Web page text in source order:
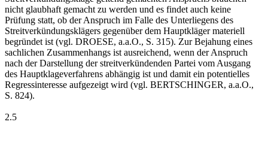
nicht glaubhaft gemacht zu werden und es findet auch keine
Prüfung statt, ob der Anspruch im Falle des Unterliegens des
Streitverkündungsklägers gegenüber dem Hauptkläger materiell
begründet ist (vgl. DROESE, a.a.O., S. 315). Zur Bejahung eines
sachlichen Zusammenhangs ist ausreichend, wenn der Anspruch
nach der Darstellung der streitverkündenden Partei vom Ausgang
des Hauptklageverfahrens abhängig ist und damit ein potentielles
Regressinteresse aufgezeigt wird (vgl. BERTSCHINGER, a.a.O.,
S. 824).
2.5